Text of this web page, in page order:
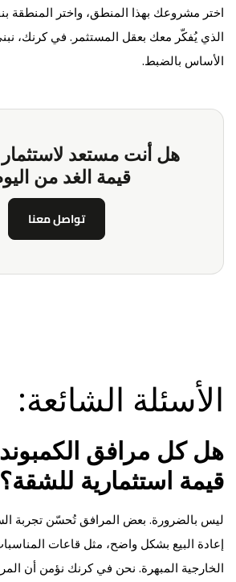
اختر مشروعك بهذا المنطق، واختر المنطقة
الذي يُفكّر معك بعقل المستثمر. في كرنك،
الأساس بالضبط.
هل أنت مستعد
قيمة الغد من
تواصل معنا
الأسئلة الشائعة:
هل كل مرافق
قيمة استثمارية للشقة؟
ليس بالضرورة. بعض المرافق تُحسّن تجربة
إعادة البيع بشكل واضح، مثل قاعات
الخارجية المبهرة. نحن في كرنك نؤمن أن